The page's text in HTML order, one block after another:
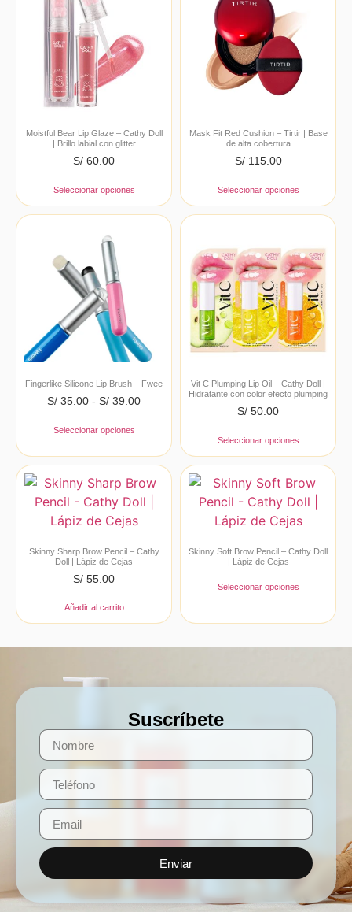
Moistful Bear Lip Glaze – Cathy Doll
| Brillo labial con glitter
S/ 60.00
Seleccionar opciones
Mask Fit Red Cushion – Tirtir | Base
de alta cobertura
S/115.00
Seleccionar opciones
Fingerlike Silicone Lip Brush – Fwee
S/ 35.00 - S/ 39.00
Seleccionar opciones
Vit C Plumping Lip Oil – Cathy Doll |
Hidratante con color efecto plumping
S/ 50.00
Seleccionar opciones
Skinny Sharp Brow Pencil – Cathy
Doll | Lápiz de Cejas
S/ 55.00
Añadir al carrito
Skinny Soft Brow Pencil – Cathy Doll
| Lápiz de Cejas
Seleccionar opciones
Suscríbete
Enviar